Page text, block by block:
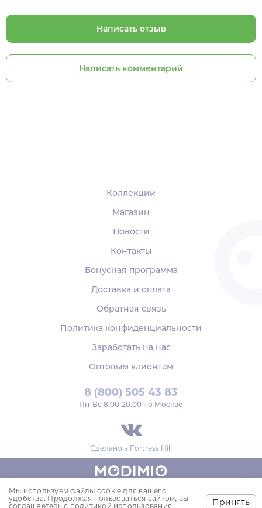
Написать отзыв
Написать комментарий
8 (800) 505 43 83
Пн‑Вс 8:00-20:00 по Москве
Сделано в Fortress Hill
Коллекции
Магазин
Новости
Контакты
Бонусная программа
Доставка и оплата
Обратная связь
Политика конфиденциальности
Заработать на нас
Оптовым клиентам
© 2018-2026,
Мы используем файлы cookie для вашего
удобства. Продолжая пользоваться сайтом, вы
соглашаетесь с политикой использования
Принять